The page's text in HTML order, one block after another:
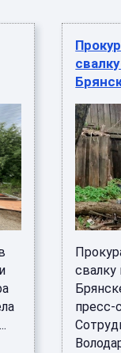
пресс-